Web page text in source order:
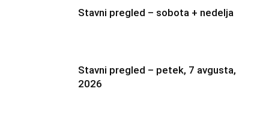
Stavni pregled – sobota + nedelja
Stavni pregled – petek, 7 avgusta,
2026